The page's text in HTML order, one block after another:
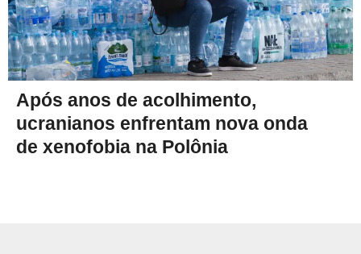
Após anos de acolhimento,
ucranianos enfrentam nova onda
de xenofobia na Polônia